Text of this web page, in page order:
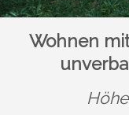
Wohnen